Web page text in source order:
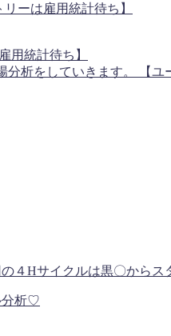
用統計待ち】
分析をしていきます。 【
４Hサイクルは黒〇から